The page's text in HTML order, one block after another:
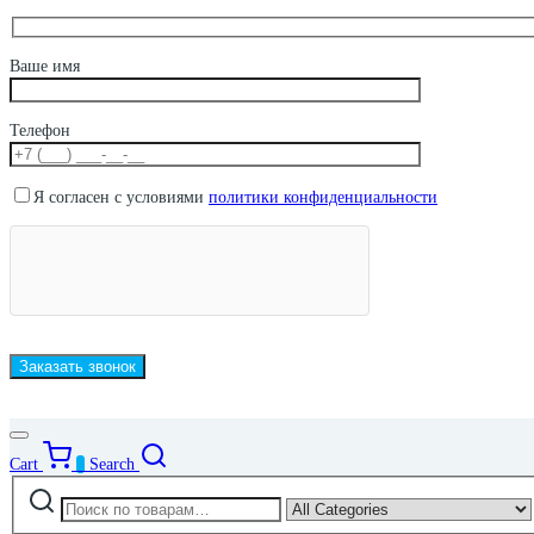
Ваше имя
Телефон
Я согласен с условиями политики конфиденциальности
Cart 0 Search
Искать:
by